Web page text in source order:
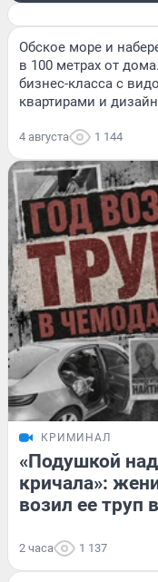
Обское море и
в 100 метрах от
бизнес-класса с
квартирами и
4 августа 1 144
КРИМИНАЛ
«Подушкой
кричала»:
возил ее труп
2 часа 1 137